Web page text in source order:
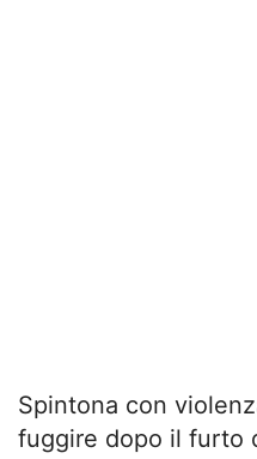
Spintona con
fuggire dopo il furto